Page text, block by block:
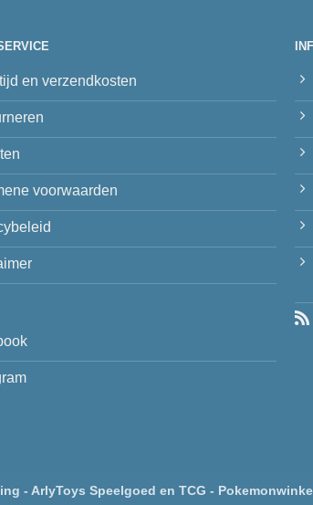
en verzendkosten
voorwaarden
- ArlyToys Speelgoed en TCG -